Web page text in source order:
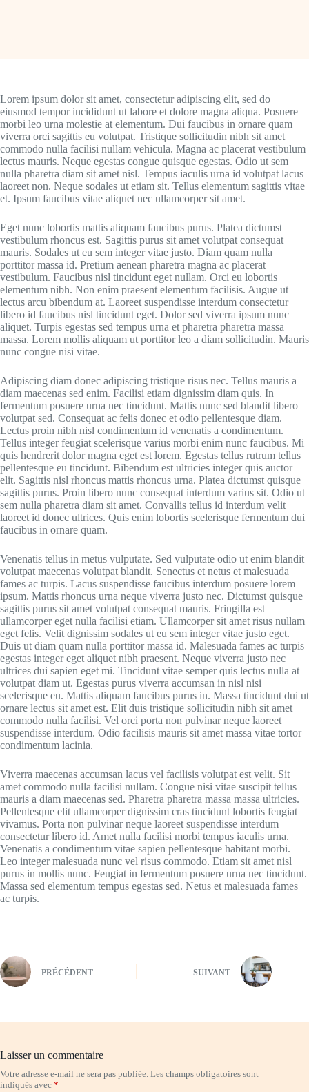
Lorem ipsum dolor sit amet, consectetur adipiscing elit, sed do
eiusmod tempor incididunt ut labore et dolore magna aliqua. Posuere
morbi leo urna molestie at elementum. Dui faucibus in ornare quam
viverra orci sagittis eu volutpat. Tristique sollicitudin nibh sit amet
commodo nulla facilisi nullam vehicula. Magna ac placerat vestibulum
lectus mauris. Neque egestas congue quisque egestas. Odio ut sem
nulla pharetra diam sit amet nisl. Tempus iaculis urna id volutpat lacus
laoreet non. Neque sodales ut etiam sit. Tellus elementum sagittis vitae
et. Ipsum faucibus vitae aliquet nec ullamcorper sit amet.
Eget nunc lobortis mattis aliquam faucibus purus. Platea dictumst
vestibulum rhoncus est. Sagittis purus sit amet volutpat consequat
mauris. Sodales ut eu sem integer vitae justo. Diam quam nulla
porttitor massa id. Pretium aenean pharetra magna ac placerat
vestibulum. Faucibus nisl tincidunt eget nullam. Orci eu lobortis
elementum nibh. Non enim praesent elementum facilisis. Augue ut
lectus arcu bibendum at. Laoreet suspendisse interdum consectetur
libero id faucibus nisl tincidunt eget. Dolor sed viverra ipsum nunc
aliquet. Turpis egestas sed tempus urna et pharetra pharetra massa
massa. Lorem mollis aliquam ut porttitor leo a diam sollicitudin. Mauris
nunc congue nisi vitae.
Adipiscing diam donec adipiscing tristique risus nec. Tellus mauris a
diam maecenas sed enim. Facilisi etiam dignissim diam quis. In
fermentum posuere urna nec tincidunt. Mattis nunc sed blandit libero
volutpat sed. Consequat ac felis donec et odio pellentesque diam.
Lectus proin nibh nisl condimentum id venenatis a condimentum.
Tellus integer feugiat scelerisque varius morbi enim nunc faucibus. Mi
quis hendrerit dolor magna eget est lorem. Egestas tellus rutrum tellus
pellentesque eu tincidunt. Bibendum est ultricies integer quis auctor
elit. Sagittis nisl rhoncus mattis rhoncus urna. Platea dictumst quisque
sagittis purus. Proin libero nunc consequat interdum varius sit. Odio ut
sem nulla pharetra diam sit amet. Convallis tellus id interdum velit
laoreet id donec ultrices. Quis enim lobortis scelerisque fermentum dui
faucibus in ornare quam.
Venenatis tellus in metus vulputate. Sed vulputate odio ut enim blandit
volutpat maecenas volutpat blandit. Senectus et netus et malesuada
fames ac turpis. Lacus suspendisse faucibus interdum posuere lorem
ipsum. Mattis rhoncus urna neque viverra justo nec. Dictumst quisque
sagittis purus sit amet volutpat consequat mauris. Fringilla est
ullamcorper eget nulla facilisi etiam. Ullamcorper sit amet risus nullam
eget felis. Velit dignissim sodales ut eu sem integer vitae justo eget.
Duis ut diam quam nulla porttitor massa id. Malesuada fames ac turpis
egestas integer eget aliquet nibh praesent. Neque viverra justo nec
ultrices dui sapien eget mi. Tincidunt vitae semper quis lectus nulla at
volutpat diam ut. Egestas purus viverra accumsan in nisl nisi
scelerisque eu. Mattis aliquam faucibus purus in. Massa tincidunt dui ut
ornare lectus sit amet est. Elit duis tristique sollicitudin nibh sit amet
commodo nulla facilisi. Vel orci porta non pulvinar neque laoreet
suspendisse interdum. Odio facilisis mauris sit amet massa vitae tortor
condimentum lacinia.
Viverra maecenas accumsan lacus vel facilisis volutpat est velit. Sit
amet commodo nulla facilisi nullam. Congue nisi vitae suscipit tellus
mauris a diam maecenas sed. Pharetra pharetra massa massa ultricies.
Pellentesque elit ullamcorper dignissim cras tincidunt lobortis feugiat
vivamus. Porta non pulvinar neque laoreet suspendisse interdum
consectetur libero id. Amet nulla facilisi morbi tempus iaculis urna.
Venenatis a condimentum vitae sapien pellentesque habitant morbi.
Leo integer malesuada nunc vel risus commodo. Etiam sit amet nisl
purus in mollis nunc. Feugiat in fermentum posuere urna nec tincidunt.
Massa sed elementum tempus egestas sed. Netus et malesuada fames
ac turpis.
PRÉCÉDENT SUIVANT
Laisser un commentaire
Votre adresse e-mail ne sera pas publiée. Les champs obligatoires sont
indiqués avec *